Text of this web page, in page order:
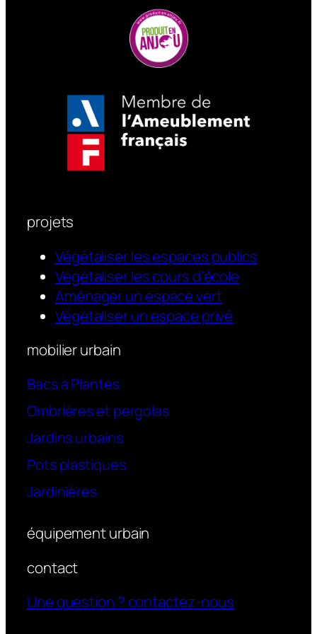
les conditions climatiques. Des
modèles sur roulettes facilitent
les projets d’urbanisme
projets
Végétaliser les espaces publics
Végétaliser les cours d’école
Aménager un espace vert
Végétaliser un espace privé
mobilier urbain
Bacs à Plantes
Ombrières et pergolas
Jardins urbains
Pots plastiques
Jardinières
équipement urbain
contact
Une question ? contactez-nous